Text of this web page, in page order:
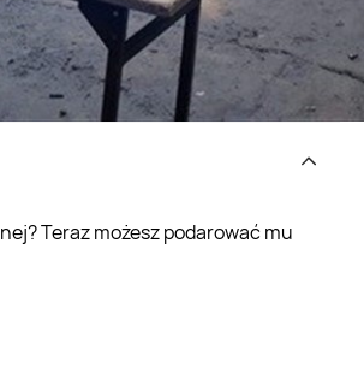
Teraz możesz podarować mu